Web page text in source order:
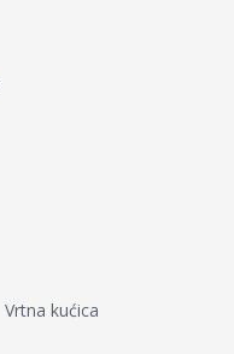
Vrtna kućica